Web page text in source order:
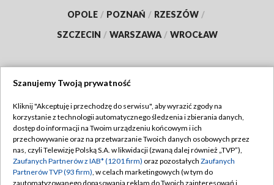
OPOLE / POZNAŃ / RZESZÓW /
SZCZECIN / WARSZAWA / WROCŁAW
TVP
Abonament TVP
Emisja w TVP
Centrum informacji TVP
Regulamin TVP
Polityka prywatności
Moje zgody
Szanujemy Twoją prywatność
Kliknij "Akceptuję i przechodzę do serwisu", aby wyrazić zgody na
korzystanie z technologii automatycznego śledzenia i zbierania danych,
dostęp do informacji na Twoim urządzeniu końcowym i ich
przechowywanie oraz na przetwarzanie Twoich danych osobowych przez
nas, czyli Telewizję Polską S.A. w likwidacji (zwaną dalej również „TVP”),
Zaufanych Partnerów z IAB* (1201 firm) oraz pozostałych Zaufanych
Partnerów TVP (93 firm), w celach marketingowych (w tym do
zautomatyzowanego dopasowania reklam do Twoich zainteresowań i